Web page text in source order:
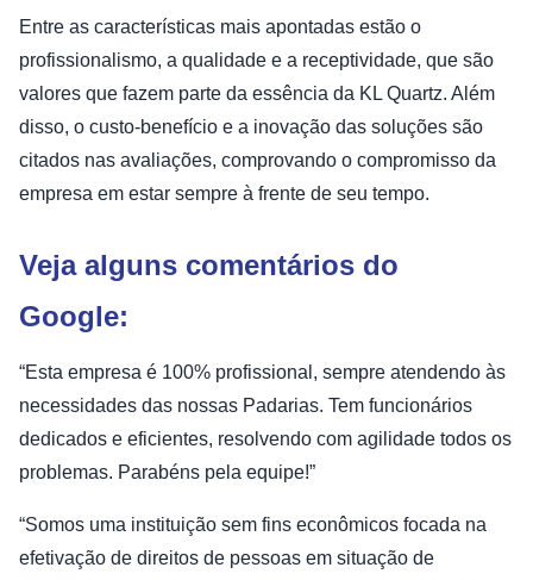
Entre as características mais apontadas estão o
profissionalismo, a qualidade e a receptividade, que são
valores que fazem parte da essência da KL Quartz. Além
disso, o custo-benefício e a inovação das soluções são
citados nas avaliações, comprovando o compromisso da
empresa em estar sempre à frente de seu tempo.
Veja alguns comentários do
Google:
“Esta empresa é 100% profissional, sempre atendendo às
necessidades das nossas Padarias. Tem funcionários
dedicados e eficientes, resolvendo com agilidade todos os
problemas. Parabéns pela equipe!”
“Somos uma instituição sem fins econômicos focada na
efetivação de direitos de pessoas em situação de